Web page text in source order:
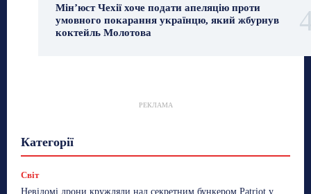
Мін’юст Чехії хоче подати апеляцію проти
умовного покарання українцю, який жбурнув
коктейль Молотова
РЕКЛАМА
Категорії
Сад та город Світ
Світ
Невідомі дрони кружляли над секретним бункером Patriot у